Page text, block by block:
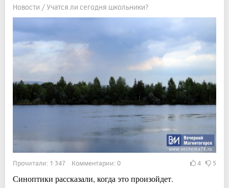
Новости / Учатся ли сегодня школьники?
Прочитали: 1 347 Комментарии: 0 4 5
Синоптики рассказали, когда это произойдет.